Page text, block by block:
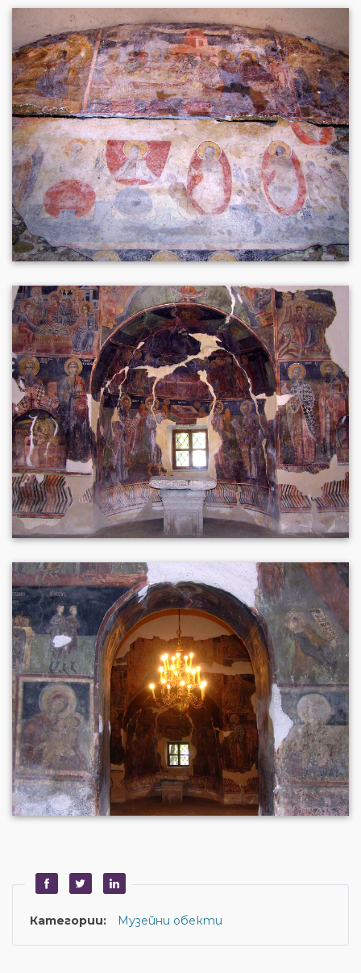
Категории: Музейни обекти